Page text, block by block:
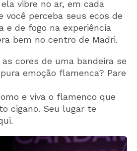
vibre no ar, em cada
você perceba seus ecos de
e de fogo na experiência
bem no centro de Madri.
cores de uma bandeira se
emoção flamenca? Pare
e viva o flamenco que
cigano. Seu lugar te